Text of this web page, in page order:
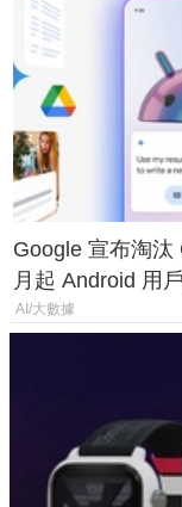
Google 宣布淘汰
月起 Android 用
AI/大數據